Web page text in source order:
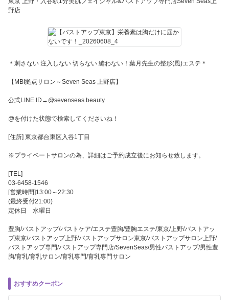
野店
＊刺さない 注入しない 切らない 縫わない！葉月先生の整形(風)エステ＊
【MBI拠点サロン～Seven Seas 上野店】
公式LINE ID→@sevenseas.beauty
@を付けた状態で検索してくださいね！
[住所] 東京都台東区入谷1丁目
※プライベートサロンの為、詳細はご予約成立後にお知らせ致します。
[TEL]
03-6458-1546
[営業時間]13:00～22:30
(最終受付21:00)
定休日 水曜日
豊胸/バストアップ/バストケア/エステ豊胸/豊胸エステ/東京/上野/バストアッ
プ東京/バストアップ上野/バストアップサロン東京/バストアップサロン上野/
バストアップ専門/バストアップ専門店/SevenSeas/男性バストアップ/男性豊
胸/育乳/育乳サロン/育乳専門/育乳専門サロン
おすすめクーポン